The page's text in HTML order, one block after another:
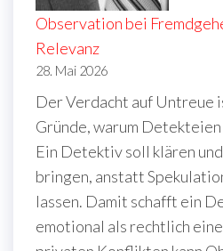
Observation bei
Relevanz
28. Mai 2026
Der Verdacht auf Untreue
Gründe, warum Detekteien
Ein Detektiv soll klären
bringen, anstatt
lassen. Damit schafft ein
emotional als rechtlich